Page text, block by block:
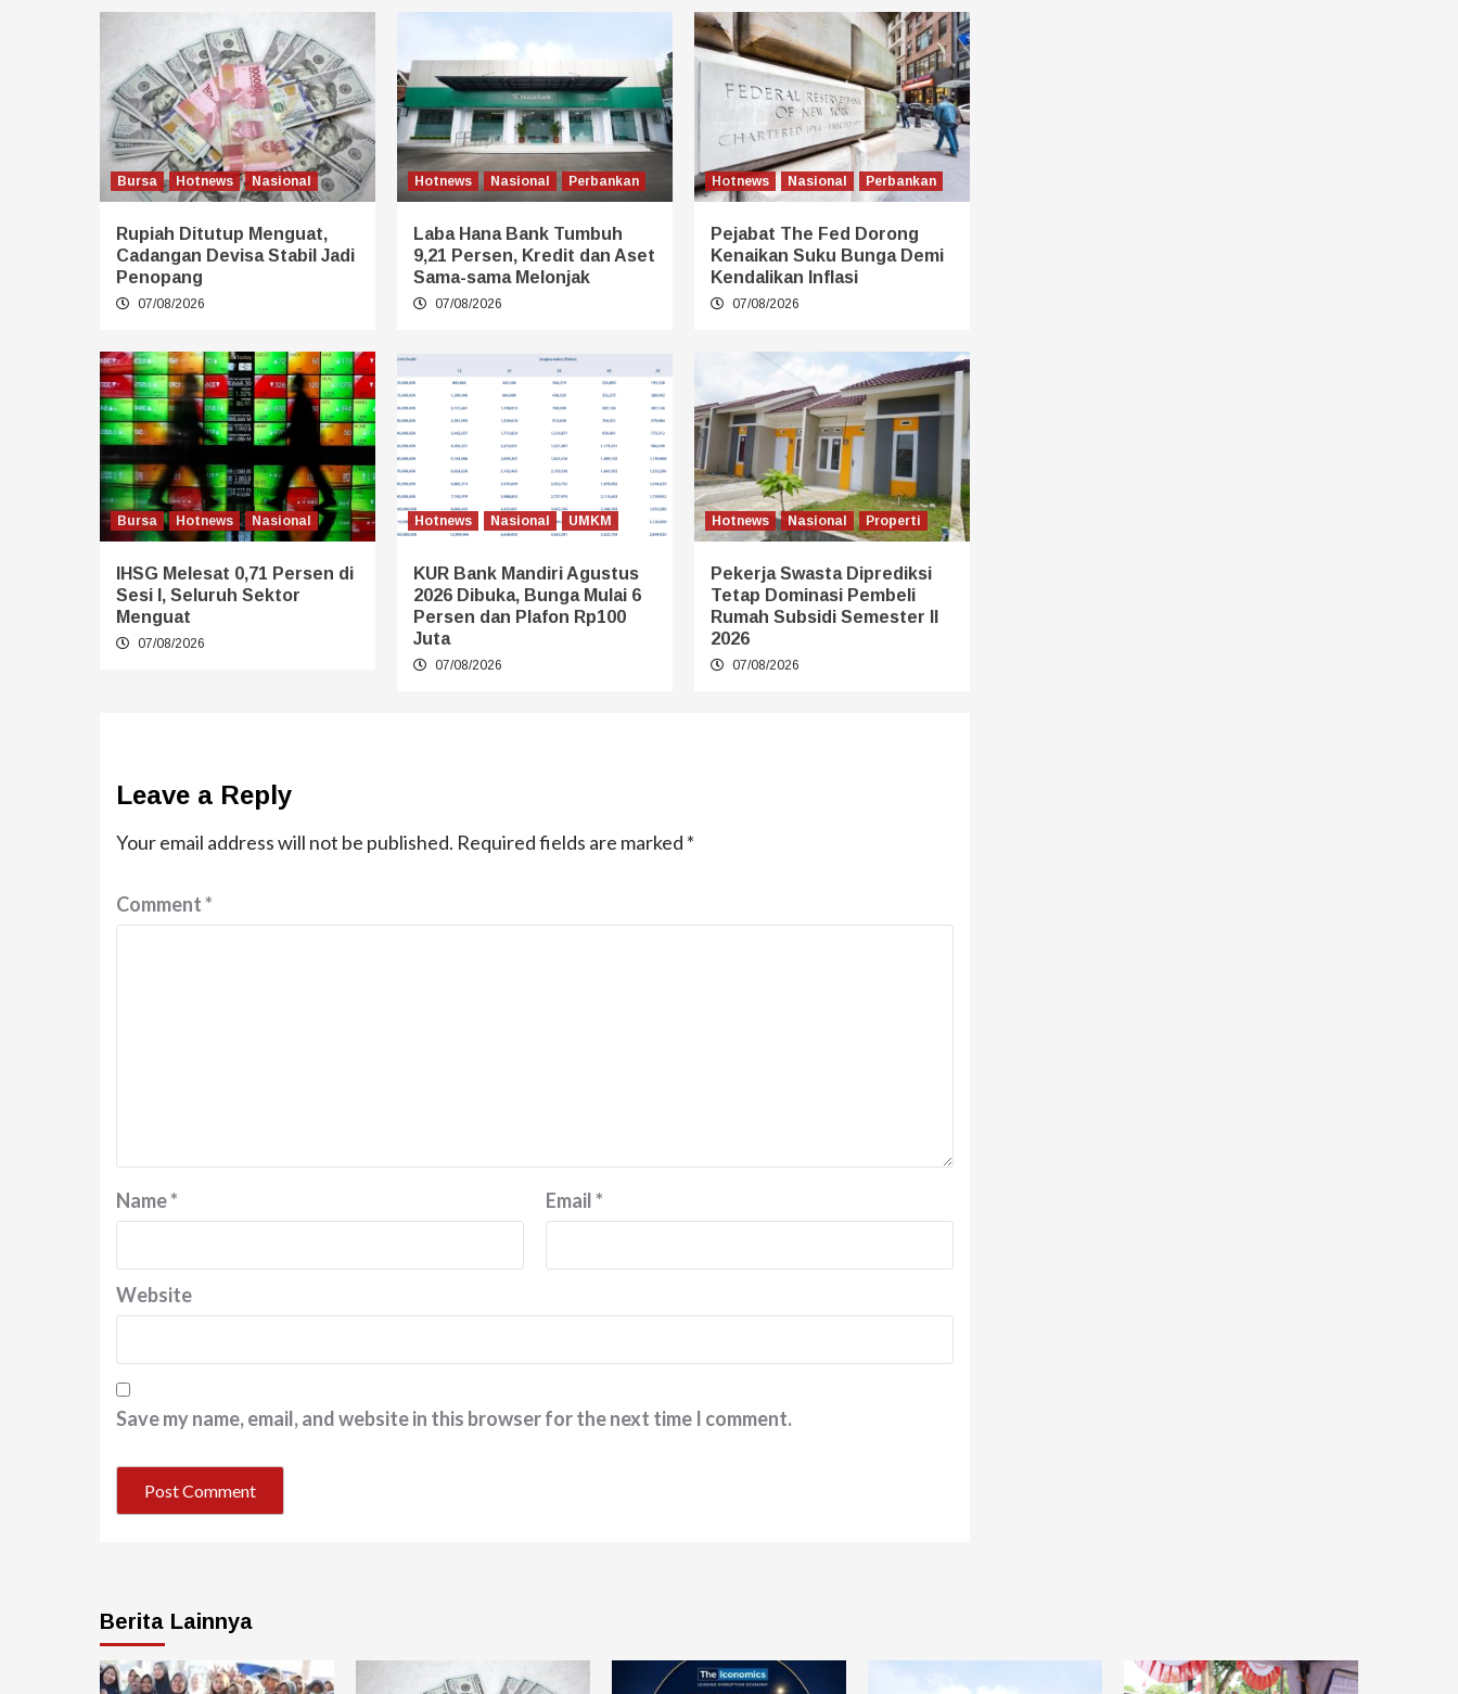
Bursa Hotnews Nasional
Rupiah Ditutup Menguat,
Cadangan Devisa Stabil Jadi
Penopang
07/08/2026
Hotnews Nasional Perbankan
Laba Hana Bank Tumbuh
9,21 Persen, Kredit dan Aset
Sama-sama Melonjak
07/08/2026
Hotnews Nasional Perbankan
Pejabat The Fed Dorong
Kenaikan Suku Bunga Demi
Kendalikan Inflasi
07/08/2026
Bursa Hotnews Nasional
IHSG Melesat 0,71 Persen di
Sesi I, Seluruh Sektor
Menguat
07/08/2026
Hotnews Nasional UMKM
KUR Bank Mandiri Agustus
2026 Dibuka, Bunga Mulai 6
Persen dan Plafon Rp100
Juta
07/08/2026
Hotnews Nasional Properti
Pekerja Swasta Diprediksi
Tetap Dominasi Pembeli
Rumah Subsidi Semester II
2026
07/08/2026
Leave a Reply
Your email address will not be published. Required fields are marked *
Comment*
Name* Email*
Website
Save my name, email, and website in this browser for the next time I comment.
Berita Lainnya